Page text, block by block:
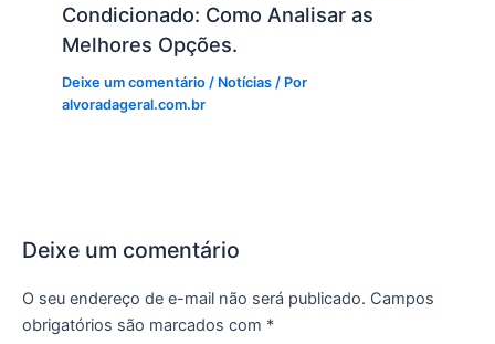
Condicionado: Como Analisar as
Melhores Opções.
Deixe um comentário / Notícias / Por
alvoradageral.com.br
Deixe um comentário
O seu endereço de e-mail não será publicado. Campos
obrigatórios são marcados com *